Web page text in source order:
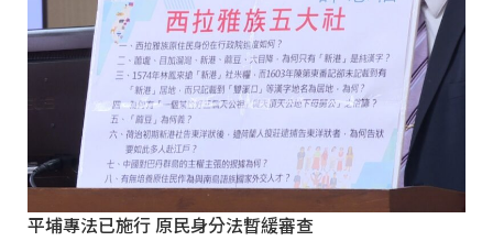
平埔專法已施行 原民身分法暫緩審查